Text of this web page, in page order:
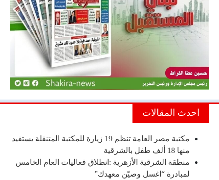
احدث المقالات
مكتبة مصر العامة تنظم 19 زيارة للمكتبة المتنقلة يستفيد
منها 18 ألف طفل بالشرقية
منطقة الشرقية الأزهرية :انطلاق فعاليات العام الخامس
لمبادرة “اغسل وصيّن معهدك”